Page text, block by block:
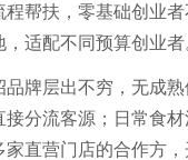
帮扶，零基础创业
适配不同预算创业者
牌层出不穷，无成
分流客源；日常食
直营门店的合作方